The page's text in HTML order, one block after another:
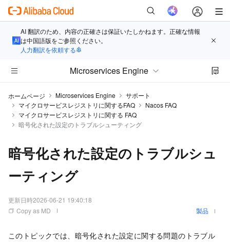
AI 翻訳のため、内容の正確さは保証いたしかねます。正確な情報
は中国語版をご参照ください。
人力翻訳を依頼する
Microservices Engine
ホームページ Microservices Engine
サポート
マイクロサービスレジストリに関するFAQ
Nacos FAQ
マイクロサービスレジストリに関する FAQ
暗号化された設定のトラブルシューティング
暗号化された設定のトラブルシュ
ーティング
更新日時2026-06-21 19:40:18
Copy as MD
製品
このトピックでは、暗号化された設定に関する問題のトラブル